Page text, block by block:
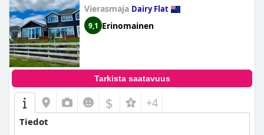
Vierasmaja Dairy Flat
9,1 Erinomainen
Tarkista saatavuus
$ +4
Tiedot